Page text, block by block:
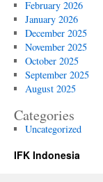
February 2026
January 2026
December 2025
November 2025
October 2025
September 2025
August 2025
Categories
Uncategorized
IFK Indonesia